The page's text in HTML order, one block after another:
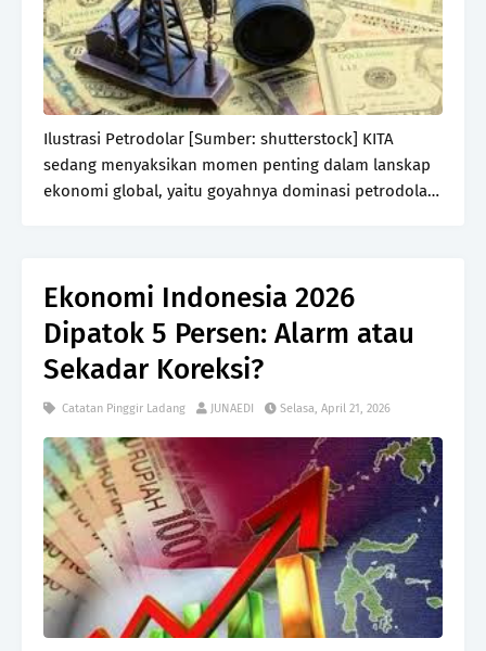
Ilustrasi Petrodolar [Sumber: shutterstock] KITA
sedang menyaksikan momen penting dalam lanskap
ekonomi global, yaitu goyahnya dominasi petrodolar.
Ekonomi Indonesia 2026
Dipatok 5 Persen: Alarm atau
Sekadar Koreksi?
Catatan Pinggir Ladang JUNAEDI Selasa, April 21, 2026